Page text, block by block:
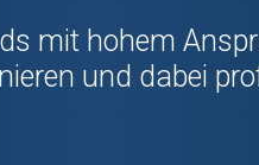
mit hohem
und dabei